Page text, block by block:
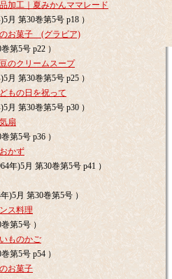
加工｜夏みかんママレード
月 第30巻第5号 p18 ）
お菓子 (グラビア)
第5号 p22 ）
のクリームスープ
月 第30巻第5号 p25 ）
もの日を祝って
月 第30巻第5号 p30 ）
扇
第5号 p36 ）
かず
年)5月 第30巻第5号 p41 ）
)5月 第30巻第5号 ）
ス料理
第5号 ）
ものかご
第5号 p54 ）
お菓子